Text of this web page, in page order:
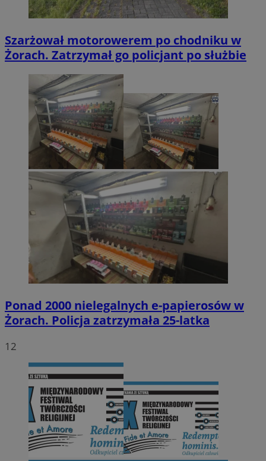
Szarżował motorowerem po chodniku w
Żorach. Zatrzymał go policjant po służbie
Ponad 2000 nielegalnych e-papierosów w
Żorach. Policja zatrzymała 25-latka
12